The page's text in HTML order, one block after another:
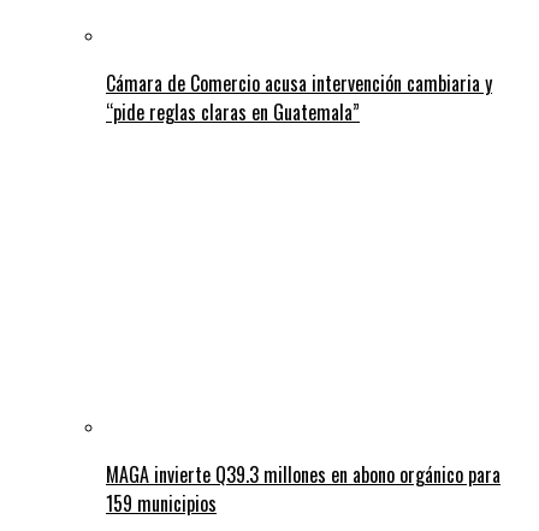
Cámara de Comercio acusa intervención cambiaria y
“pide reglas claras en Guatemala”
MAGA invierte Q39.3 millones en abono orgánico para
159 municipios